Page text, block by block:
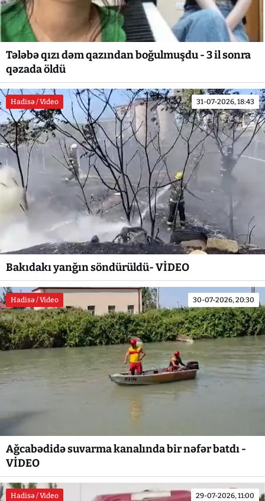
Tələbə qızı dəm qazından boğulmuşdu - 3 il sonra
qəzada öldü
Hadisə / Video 31-07-2026, 18:43
Bakıdakı yanğın söndürüldü- VİDEO
Hadisə / Video 30-07-2026, 20:30
Ağcabədidə suvarma kanalında bir nəfər batdı -
VİDEO
Hadisə / Video 29-07-2026, 11:00